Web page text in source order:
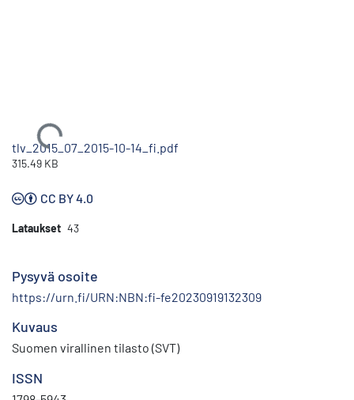
Ladataan...
tlv_2015_07_2015-10-14_fi.pdf
315.49 KB
CC BY 4.0
Lataukset 43
Pysyvä osoite
https://urn.fi/URN:NBN:fi-fe20230919132309
Kuvaus
Suomen virallinen tilasto (SVT)
ISSN